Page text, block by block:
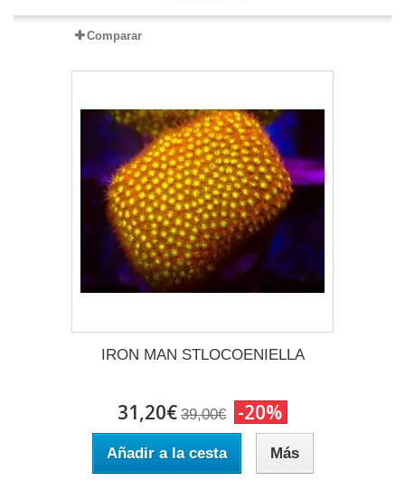
Comparar
IRON MAN STLOCOENIELLA
31,20€ 39,00€ -20%
Añadir a la cesta Más